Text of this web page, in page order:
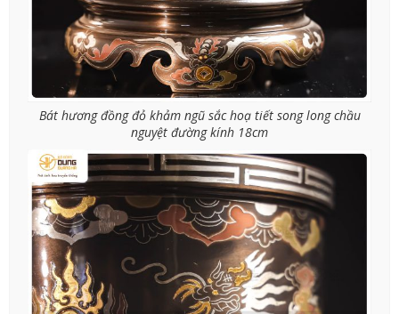
Bát hương đồng đỏ khảm ngũ sắc hoạ tiết song long chầu
nguyệt đường kính 18cm